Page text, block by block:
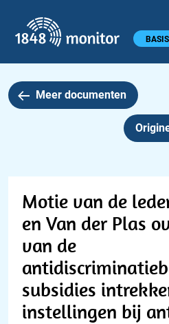
Hoofdmenu BASIS
Meer documenten
Motie van de
en Van der Plas
van de
subsidies
instellingen bij